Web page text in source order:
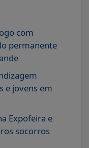
com
permanente
e jovens em
Expofeira e
socorros